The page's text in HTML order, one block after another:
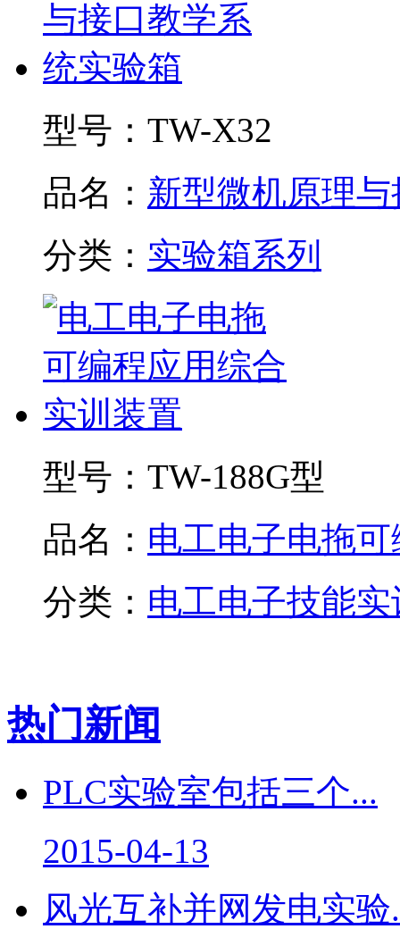
型号： TW-X32
品名： 新型微机原理与
分类： 实验箱系列
型号： TW-188G型
品名： 电工电子电拖可
分类： 电工电子技能
热门新闻
PLC实验室包括三个...
2015-04-13
风光互补并网发电实验